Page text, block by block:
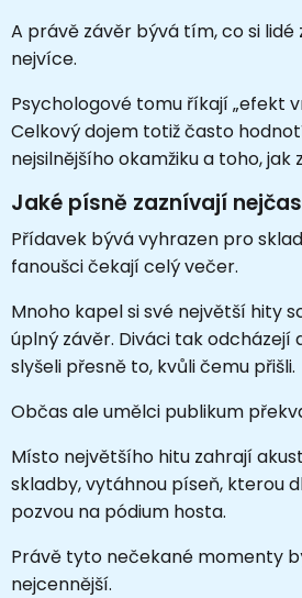
A právě závěr bývá tím, co si
nejvíce.
Psychologové tomu říkají „efekt
Celkový dojem totiž často
nejsilnějšího okamžiku a toho, jak
Jaké písně zaznívají
Přídavek bývá vyhrazen pro
fanoušci čekají celý večer.
Mnoho kapel si své největší hity
úplný závěr. Diváci tak odcházejí
slyšeli přesně to, kvůli čemu přišli.
Občas ale umělci publikum
Místo největšího hitu zahrají
skladby, vytáhnou píseň, kterou
pozvou na pódium hosta.
Právě tyto nečekané momenty
nejcennější.